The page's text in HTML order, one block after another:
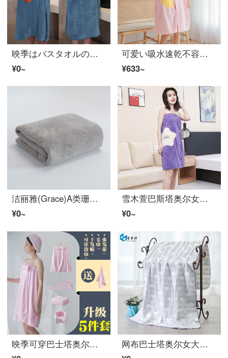
映季はバスタオルのバスローブを着ることができます帽子のマントの女性の大人の学生はバスローブの柔らかい吸水速度を大きくしますサンゴの絨毯の百変のバススカートは浴衣のつり革を巻いて胸を拭くことができます
¥0~
可爱い吸水速乾不容易掉毛家庭用毛绒浴袍可穿可纏女薄浴裙少女粉【柔软亲肌/不掉毛】
¥633~
洁丽雅(Grace)A类珊瑚绒巴士塔奥尔超细繊维男女家庭用柔软吸水速乾巴士塔奥尔乳幼児可以单条装140*70 cm 245 g灰色
¥0~
雪木萱巴斯塔奥尔女可穿式家庭用非吸水速乾児童22新款3件套浴裙青紫成人款适合体重80-150斤
¥0~
映季可穿巴士塔奥尔女士可穿抹胸浴裙巴士塔奥尔干发帽套装家庭用吸水速乾可爱い柔软大塔奥尔浴帽浴袍巴士塔奥尔粉色浴裙/四条套通用
网布巴士塔奥尔女大码哥顿大人薄款家庭用吸水不容易掉毛速乾カップル款男70 x 130 cm蓝色快乐羊巴士塔奥尔-六层纱布